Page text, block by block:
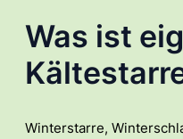
Was ist
Winterstarre,